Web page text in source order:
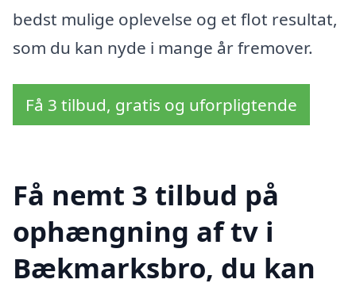
bedst mulige oplevelse og et flot resultat,
som du kan nyde i mange år fremover.
Få 3 tilbud, gratis og uforpligtende
Få nemt 3 tilbud på
ophængning af tv i
Bækmarksbro, du kan